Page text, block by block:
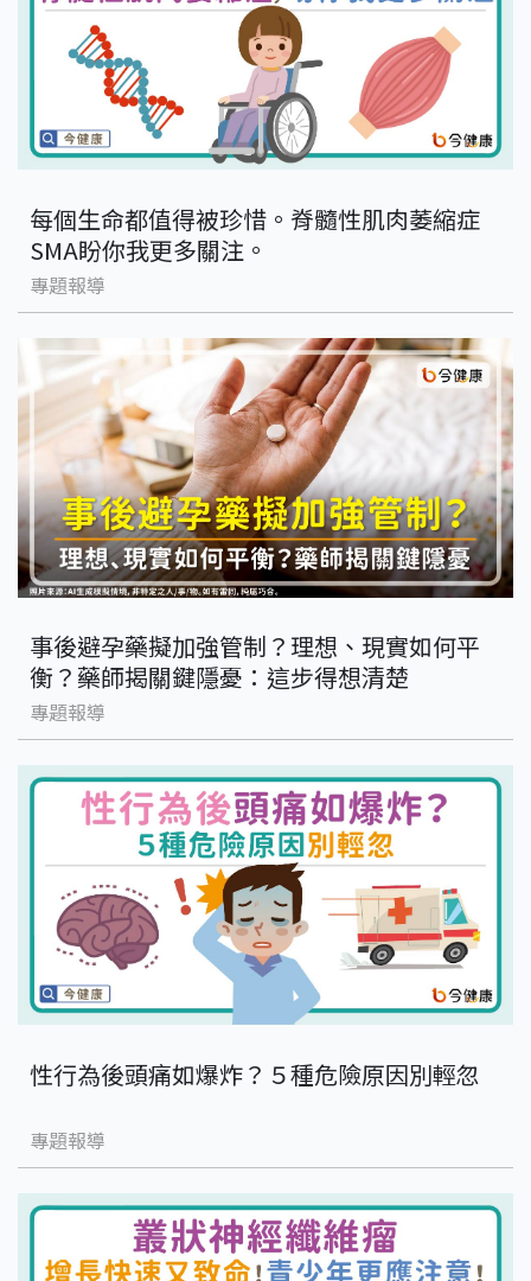
每個生命都值得被珍惜。脊髓性肌肉萎縮症
SMA盼你我更多關注。
專題報導
事後避孕藥擬加強管制？理想、現實如何平
衡？藥師揭關鍵隱憂：這步得想清楚
專題報導
性行為後頭痛如爆炸？５種危險原因別輕忽
專題報導